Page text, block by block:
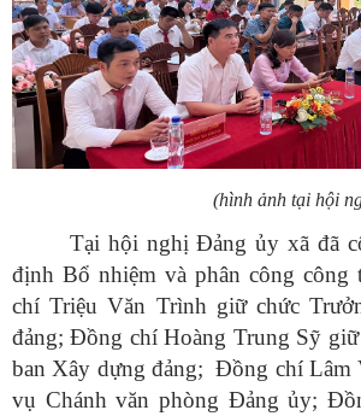
(hình ảnh tại hội
Tại hội nghị Đảng ủy xã đã
định Bổ nhiệm và phân công
chí Triệu Văn Trình giữ chức
đảng; Đồng chí Hoàng Trung Sỹ
ban Xây dựng đảng; Đồng chí Lâm
vụ Chánh văn phòng Đảng ủy;